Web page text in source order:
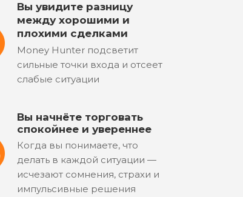
Вы увидите разницу
между хорошими и
плохими сделками
Money Hunter подсветит
сильные точки входа и отсеет
слабые ситуации
Вы начнёте торговать
спокойнее и увереннее
Когда вы понимаете, что
делать в каждой ситуации —
исчезают сомнения, страхи и
импульсивные решения